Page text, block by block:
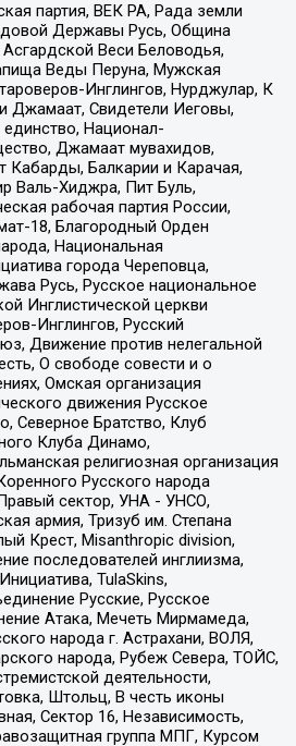
партия, ВЕК РА, Рада земли
Державы Русь, Община
Веси Беловодья,
Веды Перуна, Мужская
Инглингов, Нурджулар, К
Джамаат, Свидетели Иеговы,
Национал-
Джамаат мувахидов,
Кабарды, Балкарии и Карачая,
Валь-Хиджра, Пит Буль,
рабочая партия России,
18, Благородный Орден
Национальная
города Череповца,
Русь, Русское национальное
Инглистической церкви
Инглингов, Русский
Движение против нелегальной
О свободе совести и о
Омская организация
движения Русское
Северное Братство, Клуб
Клуба Динамо,
религиозная организация
Русского народа
сектор, УНА - УНСО,
армия, Тризуб им. Степана
Крест, Misanthropic division,
последователей инглиизма,
TulaSkins,
Русские, Русское
Атака, Мечеть Мирмамеда,
народа г. Астрахани, ВОЛЯ,
народа, Рубеж Севера, ТОЙС,
деятельности,
Штольц, В честь иконы
Сектор 16, Независимость,
группа МПГ, Курсом